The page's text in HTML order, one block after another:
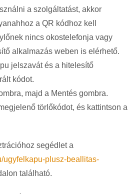
a szolgáltatást, akkor
a QR kódhoz kell
nincs okostelefonja vagy
alkalmazás weben is elérhető.
jelszavát és a hitelesítő
kódot.
majd a Mentés gombra.
törlőkódot, és kattintson a
segédlet a
ugyfelkapu-plusz-beallitas-
található.